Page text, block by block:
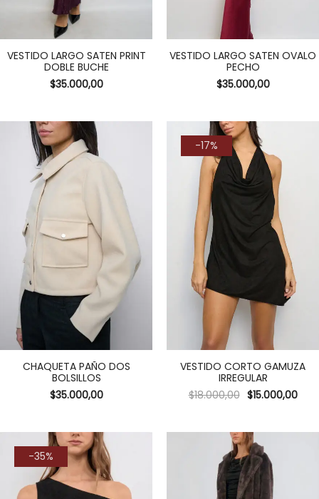
VESTIDO LARGO SATEN PRINT
DOBLE BUCHE
$35.000,00
VESTIDO LARGO SATEN OVALO
PECHO
$35.000,00
CHAQUETA PAÑO DOS
BOLSILLOS
$35.000,00
-17%
VESTIDO CORTO GAMUZA
IRREGULAR
$18.000,00 $15.000,00
-35%